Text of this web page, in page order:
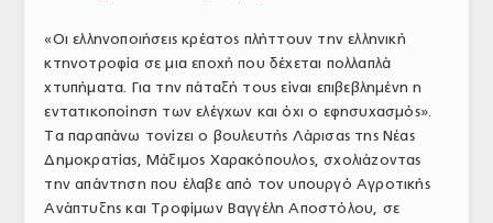
ΥΠΗΡΕΣΙΕΣ
ΕΜΠΟΡΙΚΟΙ ΑΝΤΙΠΡΟΣΩΠΟΙ
«Οι ελληνοποιήσεις κρέατος πλήττουν την ελληνική
κτηνοτροφία σε μια εποχή που δέχεται πολλαπλά
χτυπήματα. Για την πάταξή τους είναι επιβεβλημένη η
εντατικοποίηση των ελέγχων και όχι ο εφησυχασμός».
Τα παραπάνω τονίζει ο βουλευτής Λάρισας της Νέας
Δημοκρατίας, Μάξιμος Χαρακόπουλος, σχολιάζοντας
την απάντηση που έλαβε από τον υπουργό Αγροτικής
Ανάπτυξης και Τροφίμων Βαγγέλη Αποστόλου, σε